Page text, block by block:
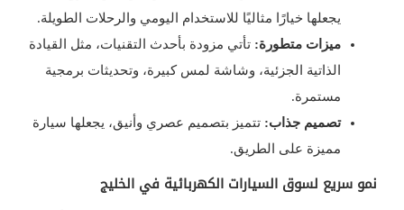
يجعلها خيارًا مثاليًا للاستخدام اليومي والرحلات الطويلة.
ميزات متطورة: تأتي مزودة بأحدث التقنيات، مثل القيادة
الذاتية الجزئية، وشاشة لمس كبيرة، وتحديثات برمجية
مستمرة.
تصميم جذاب: تتميز بتصميم عصري وأنيق، يجعلها سيارة
مميزة على الطريق.
نمو سريع لسوق السيارات الكهربائية في الخليج